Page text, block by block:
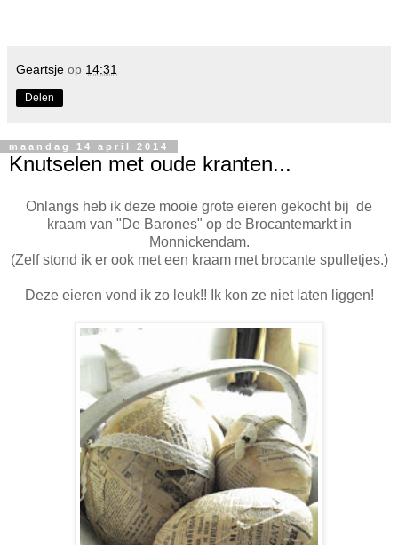
Geartsje op 14:31
Delen
maandag 14 april 2014
Knutselen met oude kranten...
Onlangs heb ik deze mooie grote eieren gekocht bij de
kraam van "De Barones" op de Brocantemarkt in
Monnickendam.
(Zelf stond ik er ook met een kraam met brocante spulletjes.)
Deze eieren vond ik zo leuk!! Ik kon ze niet laten liggen!